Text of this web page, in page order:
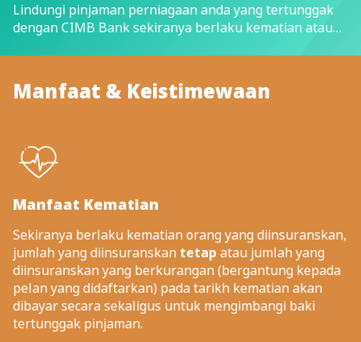
Lindungi pinjaman perniagaan anda yang tertunggak
dengan CIMB Bank sekiranya berlaku kematian atau
Manfaat & Keistimewaan
Manfaat Kematian
Sekiranya berlaku kematian orang yang diinsuranskan,
jumlah yang diinsuranskan tetap atau jumlah yang
diinsuranskan yang berkurangan (bergantung kepada
pelan yang didaftarkan) pada tarikh kematian akan
dibayar secara sekaligus untuk mengimbangi baki
tertunggak pinjaman.